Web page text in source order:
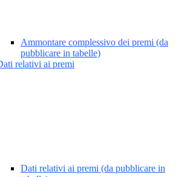
Ammontare complessivo dei premi (da
pubblicare in tabelle)
relativi ai premi
Dati relativi ai premi (da pubblicare in